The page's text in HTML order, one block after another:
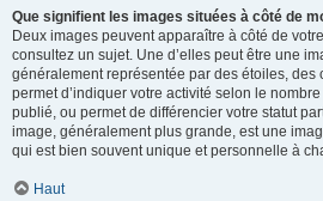
Que signifient les images situées à côté de
Deux images peuvent apparaître à côté de
consultez un sujet. Une d’elles peut être une
généralement représentée par des étoiles, des
permet d’indiquer votre activité selon le
publié, ou permet de différencier votre statut
image, généralement plus grande, est une
qui est bien souvent unique et personnelle à
Haut